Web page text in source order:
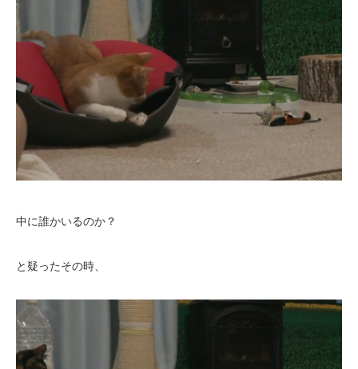
中に誰かいるのか？
と疑ったその時、